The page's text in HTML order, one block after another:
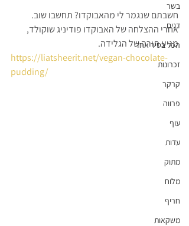
בשר
דגים
הכל בסיר אחד
זכרונות
קרקר
פרווה
עוף
עדות
מתוק
מלוח
חריף
משקאות
חשבתם שנגמר לי מהאבוקדו? תחשבו שוב.
אחרי ההצלחה של האבוקדו פודיניג שוקולד,
מגיע תורה של הגלידה.
https://liatsheerit.net/vegan-chocolate-
pudding/